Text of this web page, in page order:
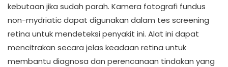
kebutaan jika sudah parah. Kamera fotografi fundus
non-mydriatic dapat digunakan dalam tes screening
retina untuk mendeteksi penyakit ini. Alat ini dapat
mencitrakan secara jelas keadaan retina untuk
membantu diagnosa dan perencanaan tindakan yang